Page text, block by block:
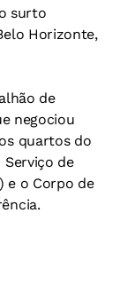
surto
Horizonte,
de
negociou
quartos do
Serviço de
e o Corpo de